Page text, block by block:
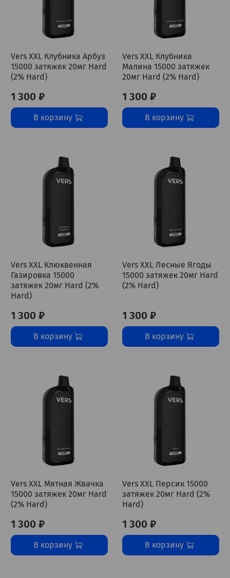
Vers XXL Клубника Арбуз
15000 затяжек 20мг Hard
(2% Hard)
1 300 ₽
В корзину
Vers XXL Клубника
Малина 15000 затяжек
20мг Hard (2% Hard)
1 300 ₽
В корзину
Vers XXL Клюквенная
Газировка 15000
затяжек 20мг Hard (2%
Hard)
1 300 ₽
В корзину
Vers XXL Лесные Ягоды
15000 затяжек 20мг Hard
(2% Hard)
1 300 ₽
В корзину
Vers XXL Мятная Жвачка
15000 затяжек 20мг Hard
(2% Hard)
1 300 ₽
В корзину
Vers XXL Персик 15000
затяжек 20мг Hard (2%
Hard)
1 300 ₽
В корзину